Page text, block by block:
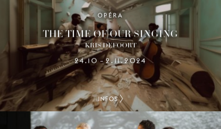
OPÉRA
THE TIME OF OUR SINGING
KRIS DEFOORT
24.10 –2.11.2024
INFOS